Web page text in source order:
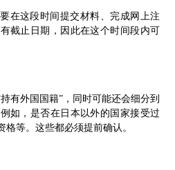
在这段时间提交材料、完成网上注
截止日期，因此在这个时间段内可
有外国国籍”，同时可能还会细分到
如，是否在日本以外的国家接受过
等。这些都必须提前确认。